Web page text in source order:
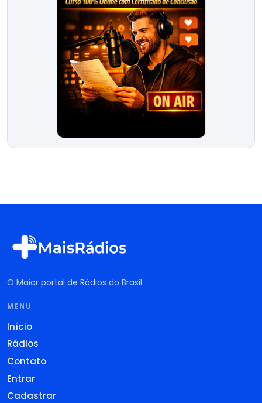
O Maior portal de Rádios do Brasil
MENU
Início
Rádios
Contato
Entrar
Cadastrar